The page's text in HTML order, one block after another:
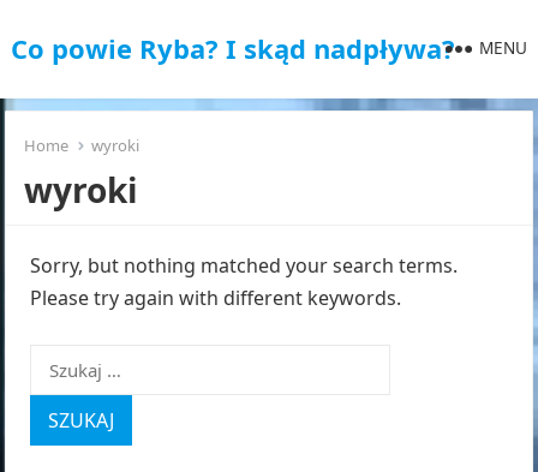
Co powie Ryba? I skąd nadpływa? MENU
Home wyroki
wyroki
Sorry, but nothing matched your search terms.
Please try again with different keywords.
Szukaj: